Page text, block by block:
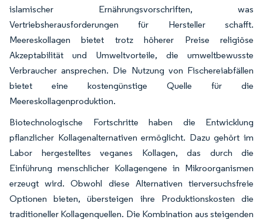
islamischer Ernährungsvorschriften, was
Vertriebsherausforderungen für Hersteller schafft.
Meereskollagen bietet trotz höherer Preise religiöse
Akzeptabilität und Umweltvorteile, die umweltbewusste
Verbraucher ansprechen. Die Nutzung von Fischereiabfällen
bietet eine kostengünstige Quelle für die
Meereskollagenproduktion.
Biotechnologische Fortschritte haben die Entwicklung
pflanzlicher Kollagenalternativen ermöglicht. Dazu gehört im
Labor hergestelltes veganes Kollagen, das durch die
Einführung menschlicher Kollagengene in Mikroorganismen
erzeugt wird. Obwohl diese Alternativen tierversuchsfreie
Optionen bieten, übersteigen ihre Produktionskosten die
traditioneller Kollagenquellen. Die Kombination aus steigenden